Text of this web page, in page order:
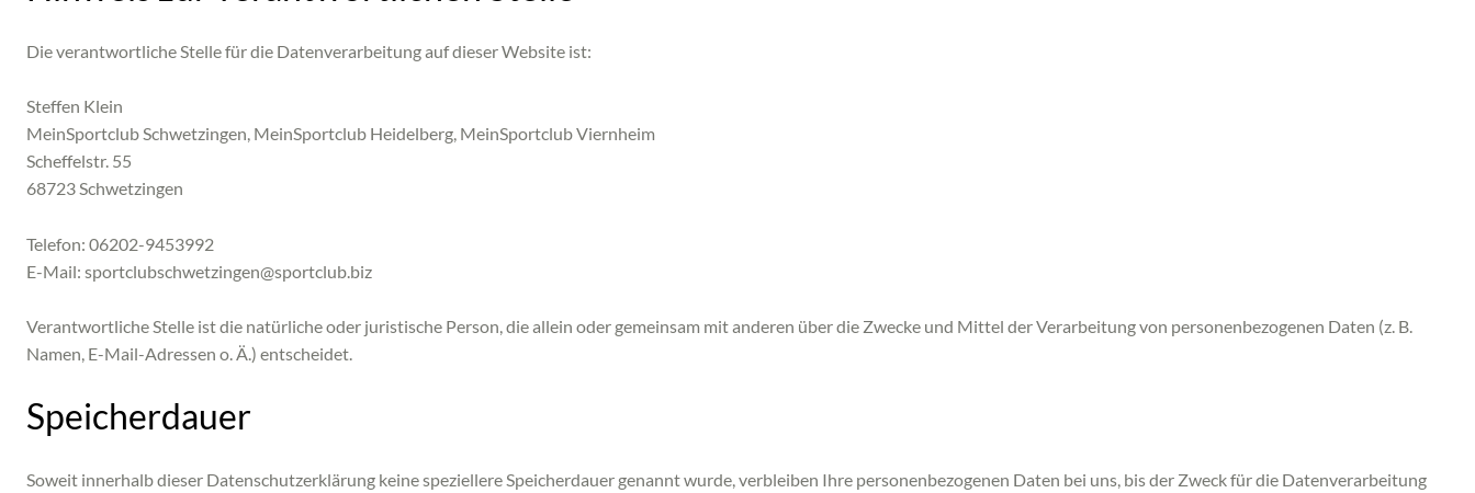
Die verantwortliche Stelle für die Datenverarbeitung auf dieser Website ist:
Steffen Klein
MeinSportclub Schwetzingen, MeinSportclub Heidelberg, MeinSportclub Viernheim
Scheffelstr. 55
68723 Schwetzingen
Telefon: 06202-9453992
E-Mail: sportclubschwetzingen@sportclub.biz
Verantwortliche Stelle ist die natürliche oder juristische Person, die allein oder gemeinsam mit anderen über die Zwecke und Mittel der Verarbeitung von personenbezogenen Daten (z. B.
Namen, E-Mail-Adressen o. Ä.) entscheidet.
Speicherdauer
Soweit innerhalb dieser Datenschutzerklärung keine speziellere Speicherdauer genannt wurde, verbleiben Ihre personenbezogenen Daten bei uns, bis der Zweck für die Datenverarbeitung